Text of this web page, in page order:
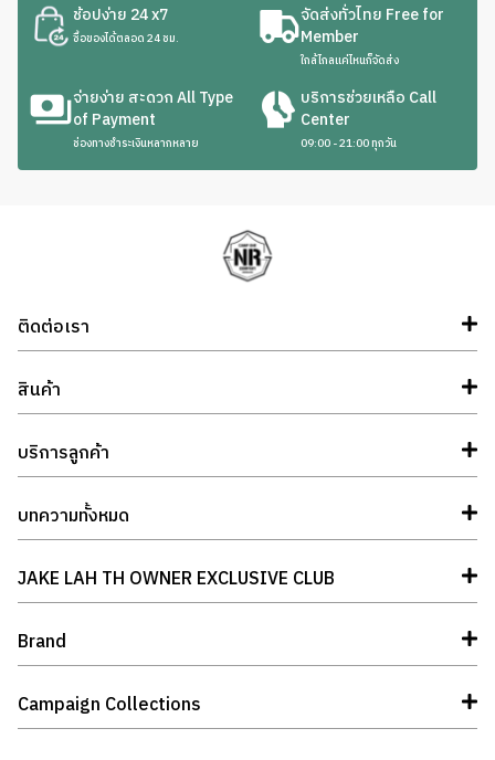
ช้อปง่าย 24 x7
ซื้อของได้ตลอด 24 ชม.
จัดส่งทั่วไทย Free for
Member
ใกล้ไกลแค่ไหนก็จัดส่ง
จ่ายง่าย สะดวก All Type
of Payment
ช่องทางชำระเงินหลากหลาย
บริการช่วยเหลือ Call
Center
09:00 - 21:00 ทุกวัน
ติดต่อเรา
สินค้า
บริการลูกค้า
บทความทั้งหมด
JAKE LAH TH OWNER EXCLUSIVE CLUB
Brand
Campaign Collections